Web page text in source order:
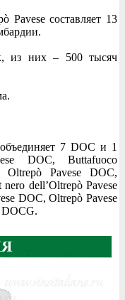
Pavese составляет 13
из них – 500 тысяч
7 DOC и 1
DOC, Buttafuoco
Oltrepò Pavese DOC,
dell’Oltrepò Pavese
DOC, Oltrepò Pavese
DOCG.